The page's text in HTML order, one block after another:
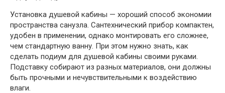
Установка душевой кабины — хороший способ экономии
пространства санузла. Сантехнический прибор компактен,
удобен в применении, однако монтировать его сложнее,
чем стандартную ванну. При этом нужно знать, как
сделать подиум для душевой кабины своими руками.
Подставку собирают из разных материалов, они должны
быть прочными и нечувствительными к воздействию
влаги.